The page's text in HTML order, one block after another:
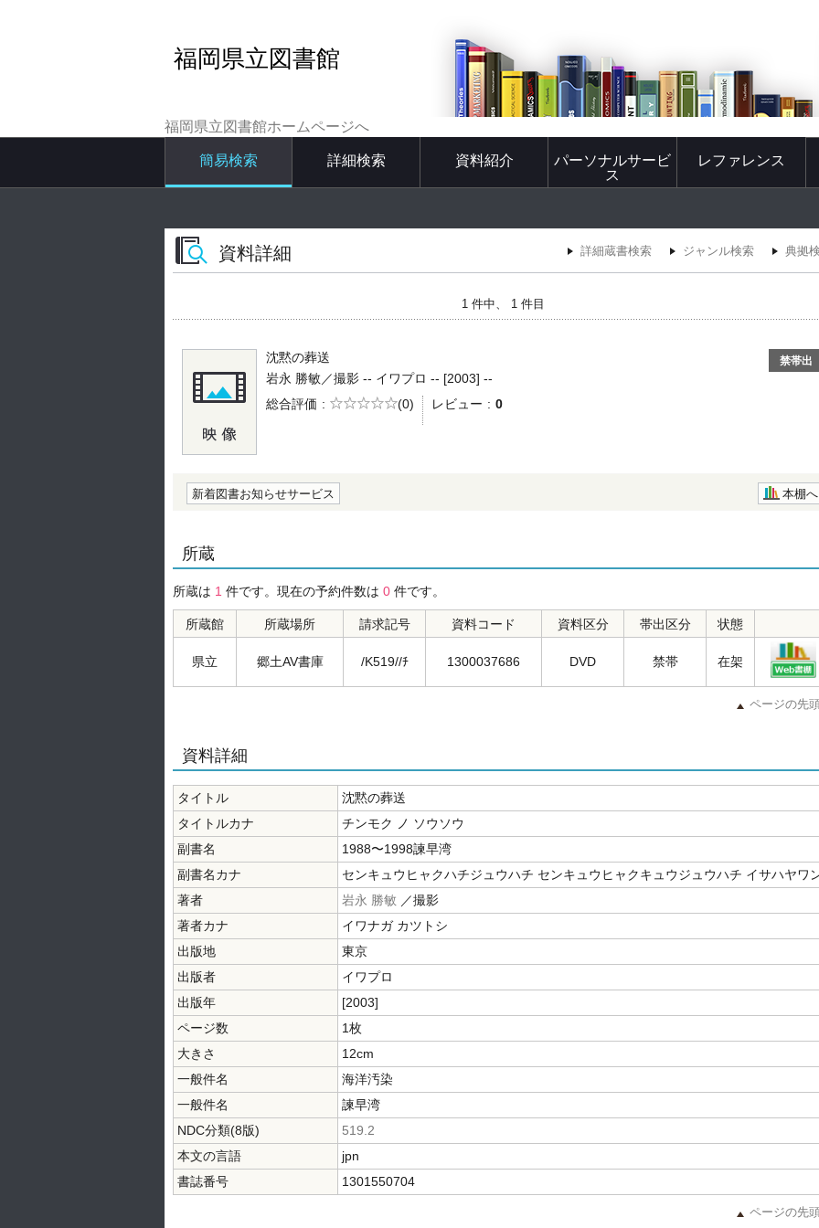
福岡県立図書館
福岡県立図書館ホームページへ
簡易検索 詳細検索 資料紹介
パーソナルサービ
ス
レファレンス
資料詳細 詳細蔵書検索 ジャンル検索 典拠
1 件中、 1 件目
沈黙の葬送 禁帯出
岩永 勝敏／撮影 -- イワプロ -- [2003] --
総合評価
5段階評価
(0) レビュー 0
新着図書お知らせサービス 本棚へ
所蔵
所蔵は 1 件です。現在の予約件数は 0 件です。
所蔵館 所蔵場所 請求記号 資料コード 資料区分 帯出区分 状態
県立 郷土AV書庫 /K519//ﾁ 1300037686 DVD 禁帯 在架
ページの先
資料詳細
タイトル
沈黙の葬送
タイトルカナ
チンモク ノ ソウソウ
副書名
1988〜1998諫早湾
副書名カナ
センキュウヒャクハチジュウハチ センキュウヒャクキュウジュウハチ イサハヤワ
著者
岩永 勝敏 ／撮影
著者カナ
イワナガ カツトシ
出版地
東京
出版者
イワプロ
出版年
[2003]
ページ数
1枚
大きさ
12cm
一般件名
海洋汚染
一般件名
諫早湾
NDC分類(8版)
519.2
本文の言語
jpn
書誌番号
1301550704
ページの先